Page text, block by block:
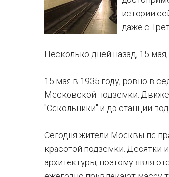
истории
даже с
Несколько дней назад, 15
15 мая в 1935 году, ровно в
Московской подземки.
"Сокольники" и до станции
Сегодня жители Москвы по
красотой подземки. Десятки
архитектуры, поэтому